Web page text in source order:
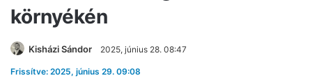
környékén
Kisházi Sándor 2025, június 28. 08:47
Frissítve: 2025, június 29. 09:08